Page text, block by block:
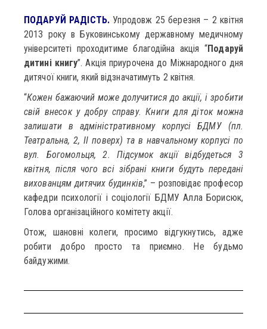
ПОДАРУЙ РАДІСТЬ.Упродовж 25 березня – 2 квітня
2013 року в Буковинському державному медичному
університеті проходитиме благодійна акція “Подаруй
дитині книгу”. Акція приурочена до Міжнародного дня
дитячої книги, який відзначатимуть 2 квітня.
“Кожен бажаючий може долучитися до акції, і зробити
свій внесок у добру справу. Книги для діток можна
залишати в адміністративному корпусі БДМУ (пл.
Театральна, 2, ІІ поверх) та в навчальному корпусі по
вул. Богомольця, 2. Підсумок акції відбудеться 3
квітня, після чого всі зібрані книги будуть передані
вихованцям дитячих будинків,” – розповідає професор
кафедри психології і соціології БДМУ Алла Борисюк,
Голова організаційного комітету акції.
Отож, шановні колеги, просимо відгукнутись, адже
робити добро просто та приємно. Не будьмо
байдужими.